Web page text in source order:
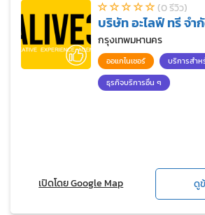
(0 รีวิว)
บริษัท อะไลฟ์ ทรี จำ
กรุงเทพมหานคร
ออแกไนเซอร์
บริการสำ
ธุรกิจบริการอื่น ๆ
เปิดโดย Google Map ดู